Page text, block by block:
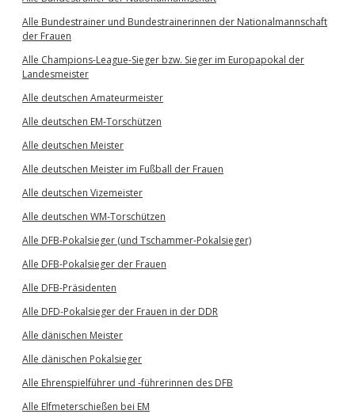
Alle Bundestrainer und Bundestrainerinnen der Nationalmannschaft
der Frauen
Alle Champions-League-Sieger bzw. Sieger im Europapokal der
Landesmeister
Alle deutschen Amateurmeister
Alle deutschen EM-Torschützen
Alle deutschen Meister
Alle deutschen Meister im Fußball der Frauen
Alle deutschen Vizemeister
Alle deutschen WM-Torschützen
Alle DFB-Pokalsieger (und Tschammer-Pokalsieger)
Alle DFB-Pokalsieger der Frauen
Alle DFB-Präsidenten
Alle DFD-Pokalsieger der Frauen in der DDR
Alle dänischen Meister
Alle dänischen Pokalsieger
Alle Ehrenspielführer und -führerinnen des DFB
Alle Elfmeterschießen bei EM